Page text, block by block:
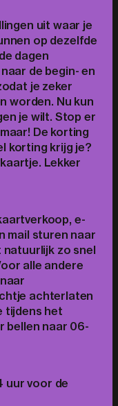
uit waar je
op dezelfde
dagen
de begin- en
je zeker
worden. Nu kun
je wilt. Stop er
De korting
korting krijg je?
Lekker
e-
mail sturen naar
natuurlijk zo snel
alle andere
achterlaten
tijdens het
bellen naar 06-
uur voor de